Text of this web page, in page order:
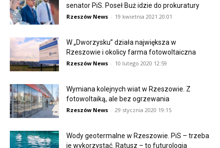
senator PiS. Poseł Buż idzie do prokuratury
Rzeszów News - 19 kwietnia 2021 20:01
W „Dworzysku” działa największa w
Rzeszowie i okolicy farma fotowoltaiczna
Rzeszów News - 10 lutego 2020 12:59
Wymiana kolejnych wiat w Rzeszowie. Z
fotowoltaiką, ale bez ogrzewania
Rzeszów News - 29 stycznia 2020 19:15
Wody geotermalne w Rzeszowie. PiS – trzeba
je wykorzystać. Ratusz – to futurologia